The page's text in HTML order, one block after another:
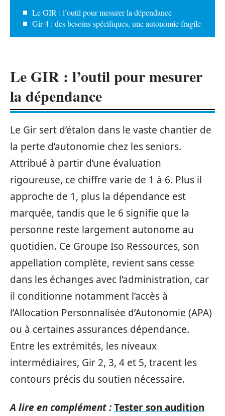
Le GIR : l’outil pour mesurer la dépendance
Gir 4 : des besoins spécifiques, une autonomie fragile
Le GIR : l’outil pour mesurer
la dépendance
Le Gir sert d’étalon dans le vaste chantier de
la perte d’autonomie chez les seniors.
Attribué à partir d’une évaluation
rigoureuse, ce chiffre varie de 1 à 6. Plus il
approche de 1, plus la dépendance est
marquée, tandis que le 6 signifie que la
personne reste largement autonome au
quotidien. Ce Groupe Iso Ressources, son
appellation complète, revient sans cesse
dans les échanges avec l’administration, car
il conditionne notamment l’accès à
l’Allocation Personnalisée d’Autonomie (APA)
ou à certaines assurances dépendance.
Entre les extrémités, les niveaux
intermédiaires, Gir 2, 3, 4 et 5, tracent les
contours précis du soutien nécessaire.
A lire en complément :Tester son audition